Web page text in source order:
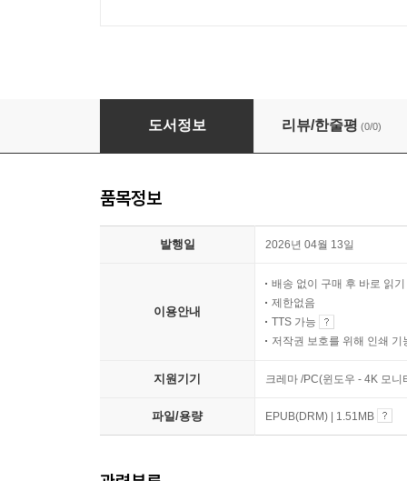
역대급 농사 스킬을 각성했다
도서정보 리뷰/한줄평 (0/0)
품목정보
발행일 2026년 04월 13일
이용안내
배송 없이 구매 후 바로 읽기
제한없음
TTS 가능
저작권 보호를 위해 인쇄 기
지원기기 크레마 /PC(윈도우 - 4K 모
파일/용량 EPUB(DRM) | 1.51MB